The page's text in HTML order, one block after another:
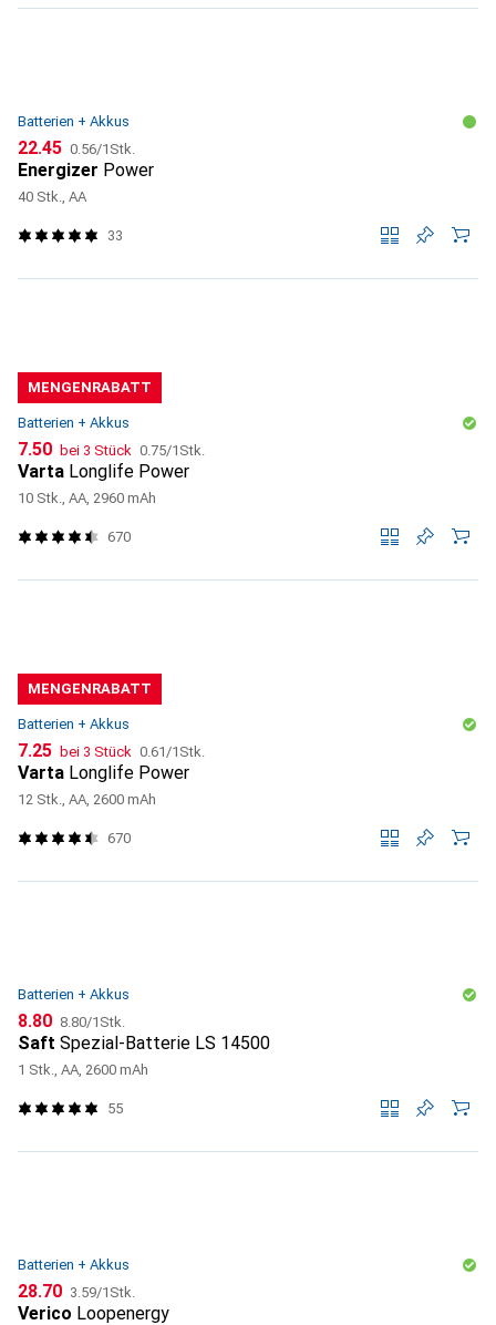
Batterien + Akkus
CHF
22.45 CHF
0.56/1Stk.
Energizer Power
40 Stk., AA
33
MENGENRABATT
Batterien + Akkus
CHF
7.50 bei 3 Stück CHF
0.75/1Stk.
Varta Longlife Power
10 Stk., AA, 2960 mAh
670
MENGENRABATT
Batterien + Akkus
CHF
7.25 bei 3 Stück CHF
0.61/1Stk.
Varta Longlife Power
12 Stk., AA, 2600 mAh
670
Batterien + Akkus
CHF
8.80 CHF
8.80/1Stk.
Saft Spezial-Batterie LS 14500
1 Stk., AA, 2600 mAh
55
Batterien + Akkus
CHF
28.70 CHF
3.59/1Stk.
Verico Loopenergy